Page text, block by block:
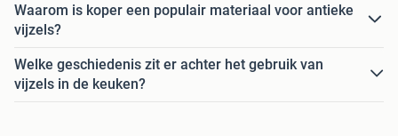
Waarom is koper een populair materiaal voor antieke
vijzels?
Welke geschiedenis zit er achter het gebruik van
vijzels in de keuken?